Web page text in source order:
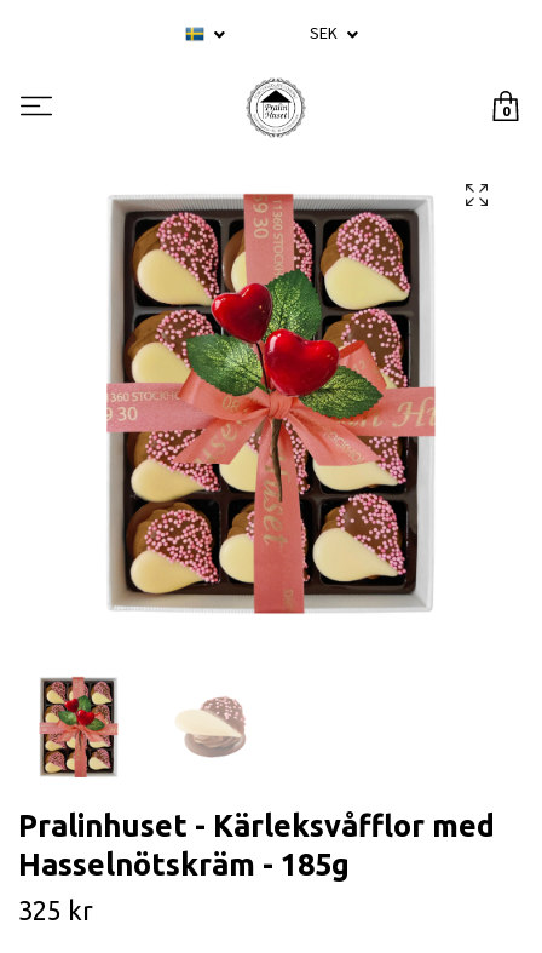
SEK
0
Pralinhuset - Kärleksvåfflor med
Hasselnötskräm - 185g
325 kr